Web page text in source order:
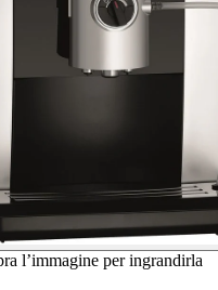
l’immagine per ingrandirla